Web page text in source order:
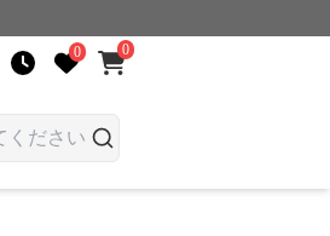
0 0